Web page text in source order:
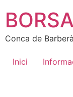
Conca de Barberà
Inici